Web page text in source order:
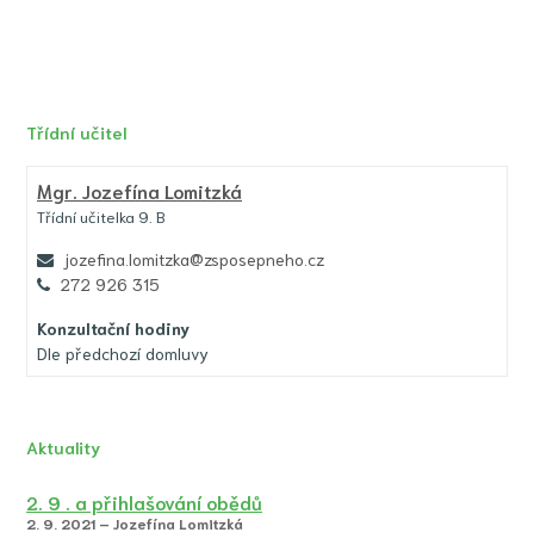
Třídní učitel
Mgr. Jozefína Lomitzká
Třídní učitelka 9. B
jozefina.lomitzka@zsposepneho.cz
272 926 315
Konzultační hodiny
Dle předchozí domluvy
Aktuality
2. 9 . a přihlašování obědů
2. 9. 2021 – Jozefína Lomitzká